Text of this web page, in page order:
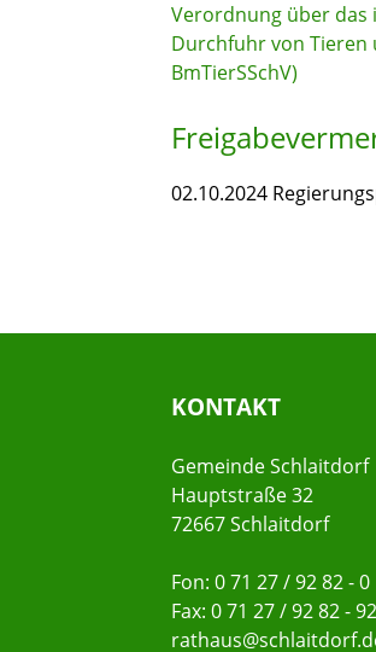
Verordnung über das
Durchfuhr von Tieren
BmTierSSchV)
02.10.2024
KONTAKT
Gemeinde Schlaitdorf
Hauptstraße 32
72667 Schlaitdorf
Fon: 0 71 27 / 92 82 - 0
Fax: 0 71 27 / 92 82 - 92